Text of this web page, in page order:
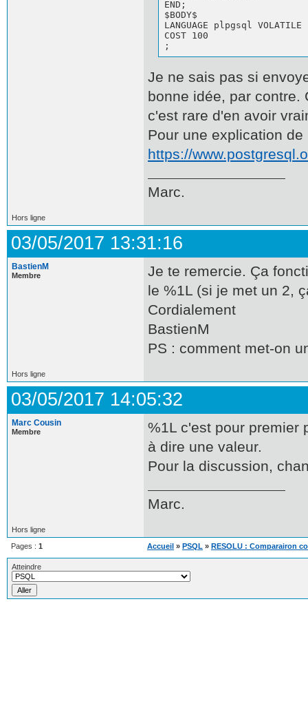
END;
$BODY$
LANGUAGE plpgsql VOLATILE
COST 100
;
Je ne sais pas si
bonne idée, par contre.
c'est rare d'en avoir
Pour une explication
https://
Marc.
Hors ligne
03/05/2017 13:31:16
BastienM
Membre
Je te remercie. Ça
le %1L (si je met un 2,
Cordialement
BastienM
PS : comment met-on
Hors ligne
03/05/2017 14:05:32
Marc Cousin
Membre
%1L c'est pour premier
à dire une valeur.
Pour la discussion,
Marc.
Hors ligne
Pages : 1 Accueil » PSQL » RESOLU : Comparairon
Atteindre